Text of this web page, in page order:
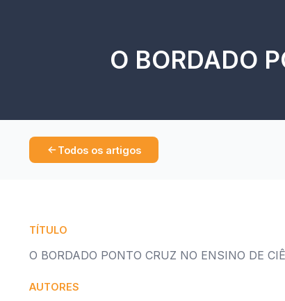
O BORDADO
Todos os artigos
TÍTULO
O BORDADO PONTO CRUZ NO ENSINO DE
AUTORES